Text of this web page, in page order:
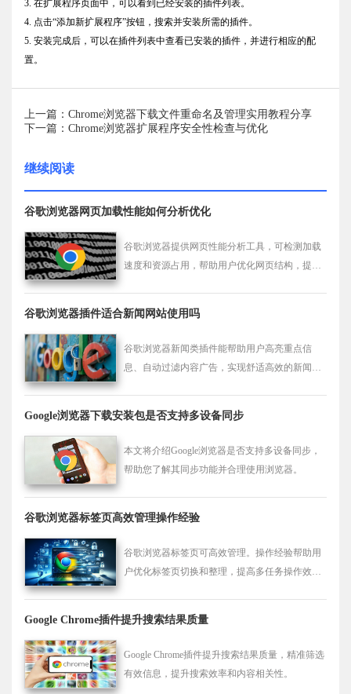
3. 在扩展程序页面中，可以看到已经安装的插件列表。
4. 点击“添加新扩展程序”按钮，搜索并安装所需的插件。
5. 安装完成后，可以在插件列表中查看已安装的插件，并进行相应的配
置。
上一篇：Chrome浏览器下载文件重命名及管理实用教程分享
下一篇：Chrome浏览器扩展程序安全性检查与优化
继续阅读
谷歌浏览器网页加载性能如何分析优化
谷歌浏览器提供网页性能分析工具，可检测加载
速度和资源占用，帮助用户优化网页结构，提高
谷歌浏览器插件适合新闻网站使用吗
谷歌浏览器新闻类插件能帮助用户高亮重点信
息、自动过滤内容广告，实现舒适高效的新闻阅
Google浏览器下载安装包是否支持多设备同步
本文将介绍Google浏览器是否支持多设备同步，
帮助您了解其同步功能并合理使用浏览器。
谷歌浏览器标签页高效管理操作经验
谷歌浏览器标签页可高效管理。操作经验帮助用
户优化标签页切换和整理，提高多任务操作效
Google Chrome插件提升搜索结果质量
Google Chrome插件提升搜索结果质量，精准筛选
有效信息，提升搜索效率和内容相关性。